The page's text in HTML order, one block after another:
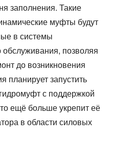
заполнения. Такие
муфты будут
в системы
обслуживания, позволяя
до возникновения
планирует запустить
с поддержкой
ещё больше укрепит её
в области силовых